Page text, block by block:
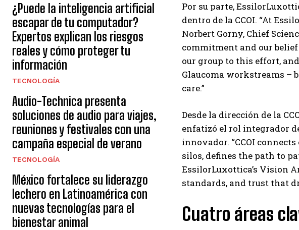
¿Puede la inteligencia artificial
escapar de tu computador?
Expertos explican los riesgos
reales y cómo proteger tu
información
TECNOLOGÍA
Audio-Technica presenta
soluciones de audio para viajes,
reuniones y festivales con una
campaña especial de verano
TECNOLOGÍA
México fortalece su liderazgo
lechero en Latinoamérica con
nuevas tecnologías para el
bienestar animal
Por su parte,
dentro de la CCOI. “At
Norbert Gorny, Chief
commitment and our
our group to this effort,
Glaucoma workstreams –
care.”
Desde la dirección de la
enfatizó el rol integrador
innovador. “CCOI
silos, defines the path to
EssilorLuxottica’s Vision
standards, and trust that
Cuatro áreas